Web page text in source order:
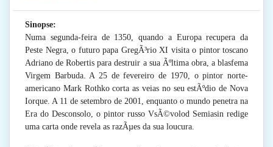
Sinopse:
Numa segunda-feira de 1350, quando a Europa recupera da
Peste Negra, o futuro papa GregÃ³rio XI visita o pintor toscano
Adriano de Robertis para destruir a sua Ãºltima obra, a blasfema
Virgem Barbuda. A 25 de fevereiro de 1970, o pintor norte-
americano Mark Rothko corta as veias no seu estÃºdio de Nova
Iorque. A 11 de setembro de 2001, enquanto o mundo penetra na
Era do Desconsolo, o pintor russo VsÃ©volod Semiasin redige
uma carta onde revela as razÃµes da sua loucura.